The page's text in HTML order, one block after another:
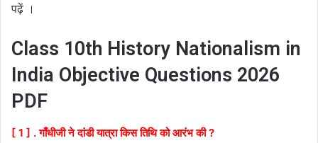
पढ़ें ।
Class 10th History Nationalism in
India Objective Questions 2026
PDF
[ 1 ] . गाँधीजी ने दांडी यात्रा किस तिथि को आरंभ की ?